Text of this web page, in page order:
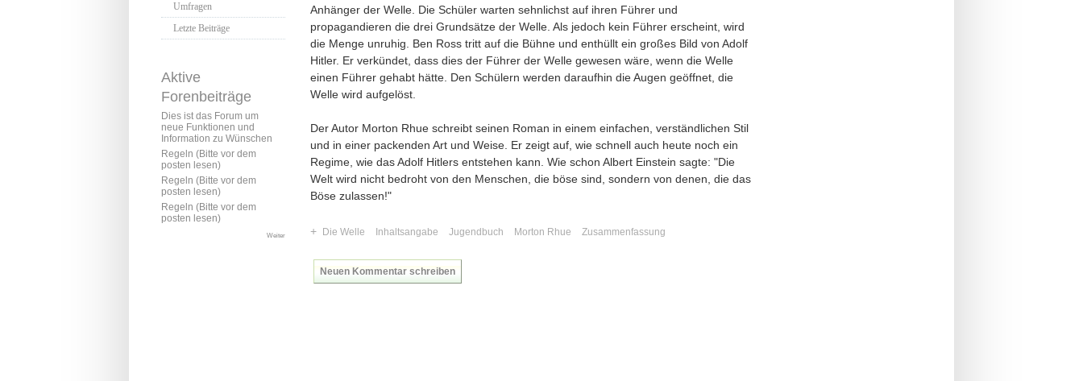
Umfragen
Letzte Beiträge
Aktive
Forenbeiträge
Dies ist das Forum um
neue Funktionen und
Information zu Wünschen
Regeln (Bitte vor dem
posten lesen)
Regeln (Bitte vor dem
posten lesen)
Regeln (Bitte vor dem
posten lesen)
Weiter
Anhänger der Welle. Die Schüler warten sehnlichst auf ihren Führer und
propagandieren die drei Grundsätze der Welle. Als jedoch kein Führer erscheint, wird
die Menge unruhig. Ben Ross tritt auf die Bühne und enthüllt ein großes Bild von Adolf
Hitler. Er verkündet, dass dies der Führer der Welle gewesen wäre, wenn die Welle
einen Führer gehabt hätte. Den Schülern werden daraufhin die Augen geöffnet, die
Welle wird aufgelöst.
Der Autor Morton Rhue schreibt seinen Roman in einem einfachen, verständlichen Stil
und in einer packenden Art und Weise. Er zeigt auf, wie schnell auch heute noch ein
Regime, wie das Adolf Hitlers entstehen kann. Wie schon Albert Einstein sagte: "Die
Welt wird nicht bedroht von den Menschen, die böse sind, sondern von denen, die das
Böse zulassen!"
+ Die Welle Inhaltsangabe Jugendbuch Morton Rhue Zusammenfassung
Neuen Kommentar schreiben